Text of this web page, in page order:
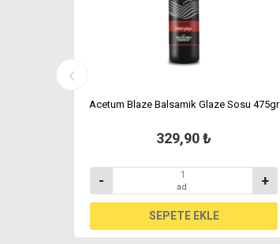
Acetum Blaze Balsamik Glaze Sosu 475gr
329,90 ₺
- ad +